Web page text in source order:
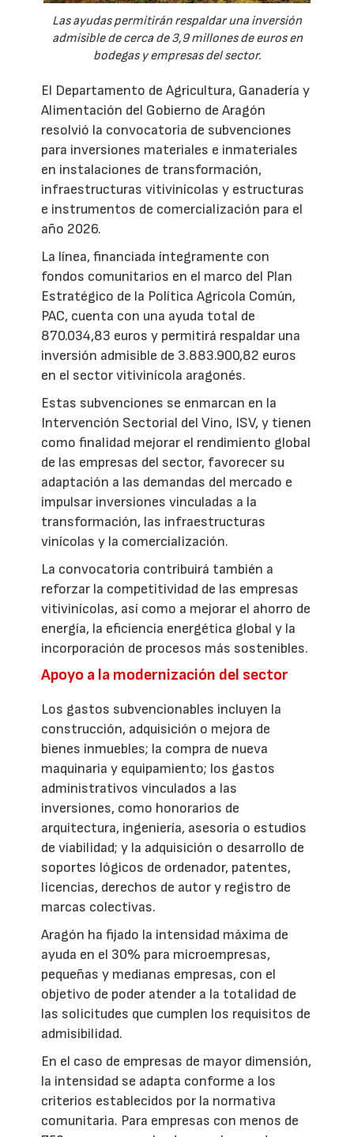
Las ayudas permitirán respaldar una inversión
admisible de cerca de 3,9 millones de euros en
bodegas y empresas del sector.
El Departamento de Agricultura, Ganadería y
Alimentación del Gobierno de Aragón
resolvió la convocatoria de subvenciones
para inversiones materiales e inmateriales
en instalaciones de transformación,
infraestructuras vitivinícolas y estructuras
e instrumentos de comercialización para el
año 2026.
La línea, financiada íntegramente con
fondos comunitarios en el marco del Plan
Estratégico de la Política Agrícola Común,
PAC, cuenta con una ayuda total de
870.034,83 euros y permitirá respaldar una
inversión admisible de 3.883.900,82 euros
en el sector vitivinícola aragonés.
Estas subvenciones se enmarcan en la
Intervención Sectorial del Vino, ISV, y tienen
como finalidad mejorar el rendimiento global
de las empresas del sector, favorecer su
adaptación a las demandas del mercado e
impulsar inversiones vinculadas a la
transformación, las infraestructuras
vinícolas y la comercialización.
La convocatoria contribuirá también a
reforzar la competitividad de las empresas
vitivinícolas, así como a mejorar el ahorro de
energía, la eficiencia energética global y la
incorporación de procesos más sostenibles.
Apoyo a la modernización del sector
Los gastos subvencionables incluyen la
construcción, adquisición o mejora de
bienes inmuebles; la compra de nueva
maquinaria y equipamiento; los gastos
administrativos vinculados a las
inversiones, como honorarios de
arquitectura, ingeniería, asesoría o estudios
de viabilidad; y la adquisición o desarrollo de
soportes lógicos de ordenador, patentes,
licencias, derechos de autor y registro de
marcas colectivas.
Aragón ha fijado la intensidad máxima de
ayuda en el 30% para microempresas,
pequeñas y medianas empresas, con el
objetivo de poder atender a la totalidad de
las solicitudes que cumplen los requisitos de
admisibilidad.
En el caso de empresas de mayor dimensión,
la intensidad se adapta conforme a los
criterios establecidos por la normativa
comunitaria. Para empresas con menos de